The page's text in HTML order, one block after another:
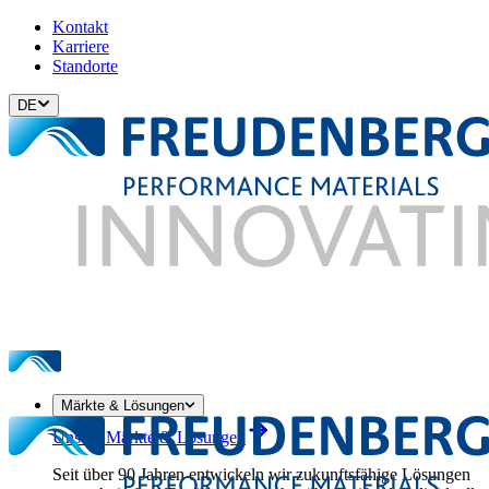
Kontakt
Karriere
Standorte
DE
Märkte & Lösungen
Unsere Märkte & Lösungen
Seit über 90 Jahren entwickeln wir zukunftsfähige Lösungen